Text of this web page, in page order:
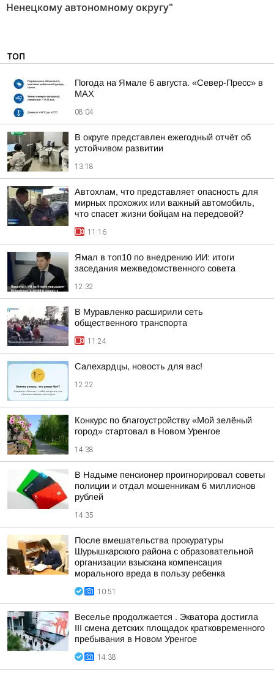
Ненецкому автономному округу"
ТОП
Погода на Ямале 6 августа. «Север-Пресс» в
MAX
08:04
В округе представлен ежегодный отчёт об
устойчивом развитии
13:18
Автохлам, что представляет опасность для
мирных прохожих или важный автомобиль,
что спасет жизни бойцам на передовой?
11:16
Ямал в топ10 по внедрению ИИ: итоги
заседания межведомственного совета
12:32
В Муравленко расширили сеть
общественного транспорта
11:24
Салехардцы, новость для вас!
12:22
Конкурс по благоустройству «Мой зелёный
город» стартовал в Новом Уренгое
14:38
В Надыме пенсионер проигнорировал советы
полиции и отдал мошенникам 6 миллионов
рублей
14:35
После вмешательства прокуратуры
Шурышкарского района с образовательной
организации взыскана компенсация
морального вреда в пользу ребенка
10:51
Веселье продолжается . Экватора достигла
III смена детских площадок кратковременного
пребывания в Новом Уренгое
14:38